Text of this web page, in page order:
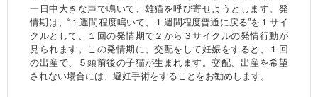
一日中大きな声で鳴いて、雄猫を呼び寄せようとします。発
情期は、“１週間程度鳴いて、１週間程度普通に戻る”を１サイ
クルとして、１回の発情期で２から３サイクルの発情行動が
見られます。この発情期に、交配をして妊娠をすると、１回
の出産で、５頭前後の子猫が生まれます。交配、出産を希望
されない場合には、避妊手術をすることをお勧めします。